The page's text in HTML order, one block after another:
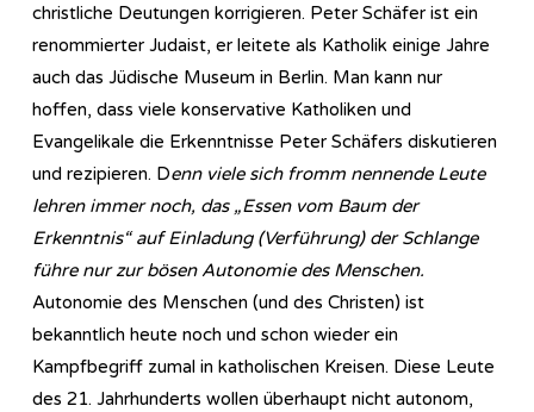
christliche Deutungen korrigieren. Peter Schäfer ist ein
renommierter Judaist, er leitete als Katholik einige Jahre
auch das Jüdische Museum in Berlin. Man kann nur
hoffen, dass viele konservative Katholiken und
Evangelikale die Erkenntnisse Peter Schäfers diskutieren
und rezipieren. Denn viele sich fromm nennende Leute
lehren immer noch, das „Essen vom Baum der
Erkenntnis“ auf Einladung (Verführung) der Schlange
führe nur zur bösen Autonomie des Menschen.
Autonomie des Menschen (und des Christen) ist
bekanntlich heute noch und schon wieder ein
Kampfbegriff zumal in katholischen Kreisen. Diese Leute
des 21. Jahrhunderts wollen überhaupt nicht autonom,